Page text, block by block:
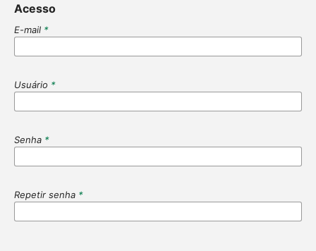
Acesso
E-mail *
Usuário *
Senha *
Repetir senha *